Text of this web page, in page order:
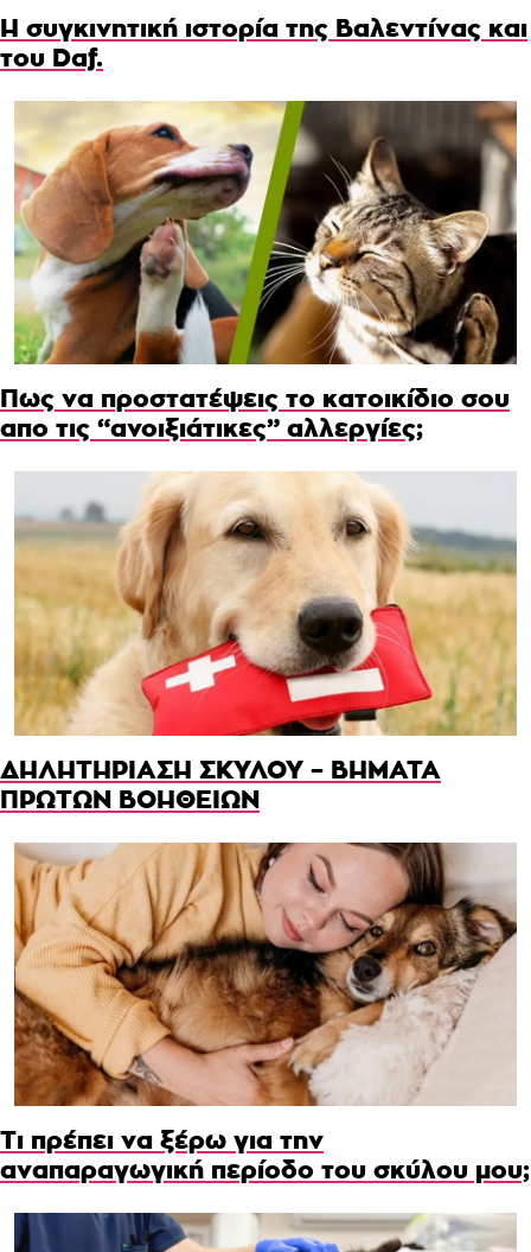
Η συγκινητική ιστορία της Βαλεντίνας και
του Daf.
Πως να προστατέψεις το κατοικίδιο σου
απο τις “ανοιξιάτικες” αλλεργίες;
ΔΗΛΗΤΗΡΙΑΣΗ ΣΚΥΛΟΥ – ΒΗΜΑΤΑ
ΠΡΩΤΩΝ ΒΟΗΘΕΙΩΝ
Τι πρέπει να ξέρω για την
αναπαραγωγική περίοδο του σκύλου μου;